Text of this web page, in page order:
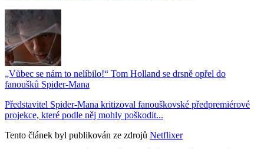
„Vůbec se nám to nelíbilo!“ Tom Holland se drsně opřel do
fanoušků Spider-Mana
Představitel Spider-Mana kritizoval fanouškovské předpremiérové
projekce, které podle něj mohly poškodit...
Tento článek byl publikován ze zdrojů Netflixer